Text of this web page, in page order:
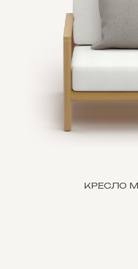
КРЕСЛО